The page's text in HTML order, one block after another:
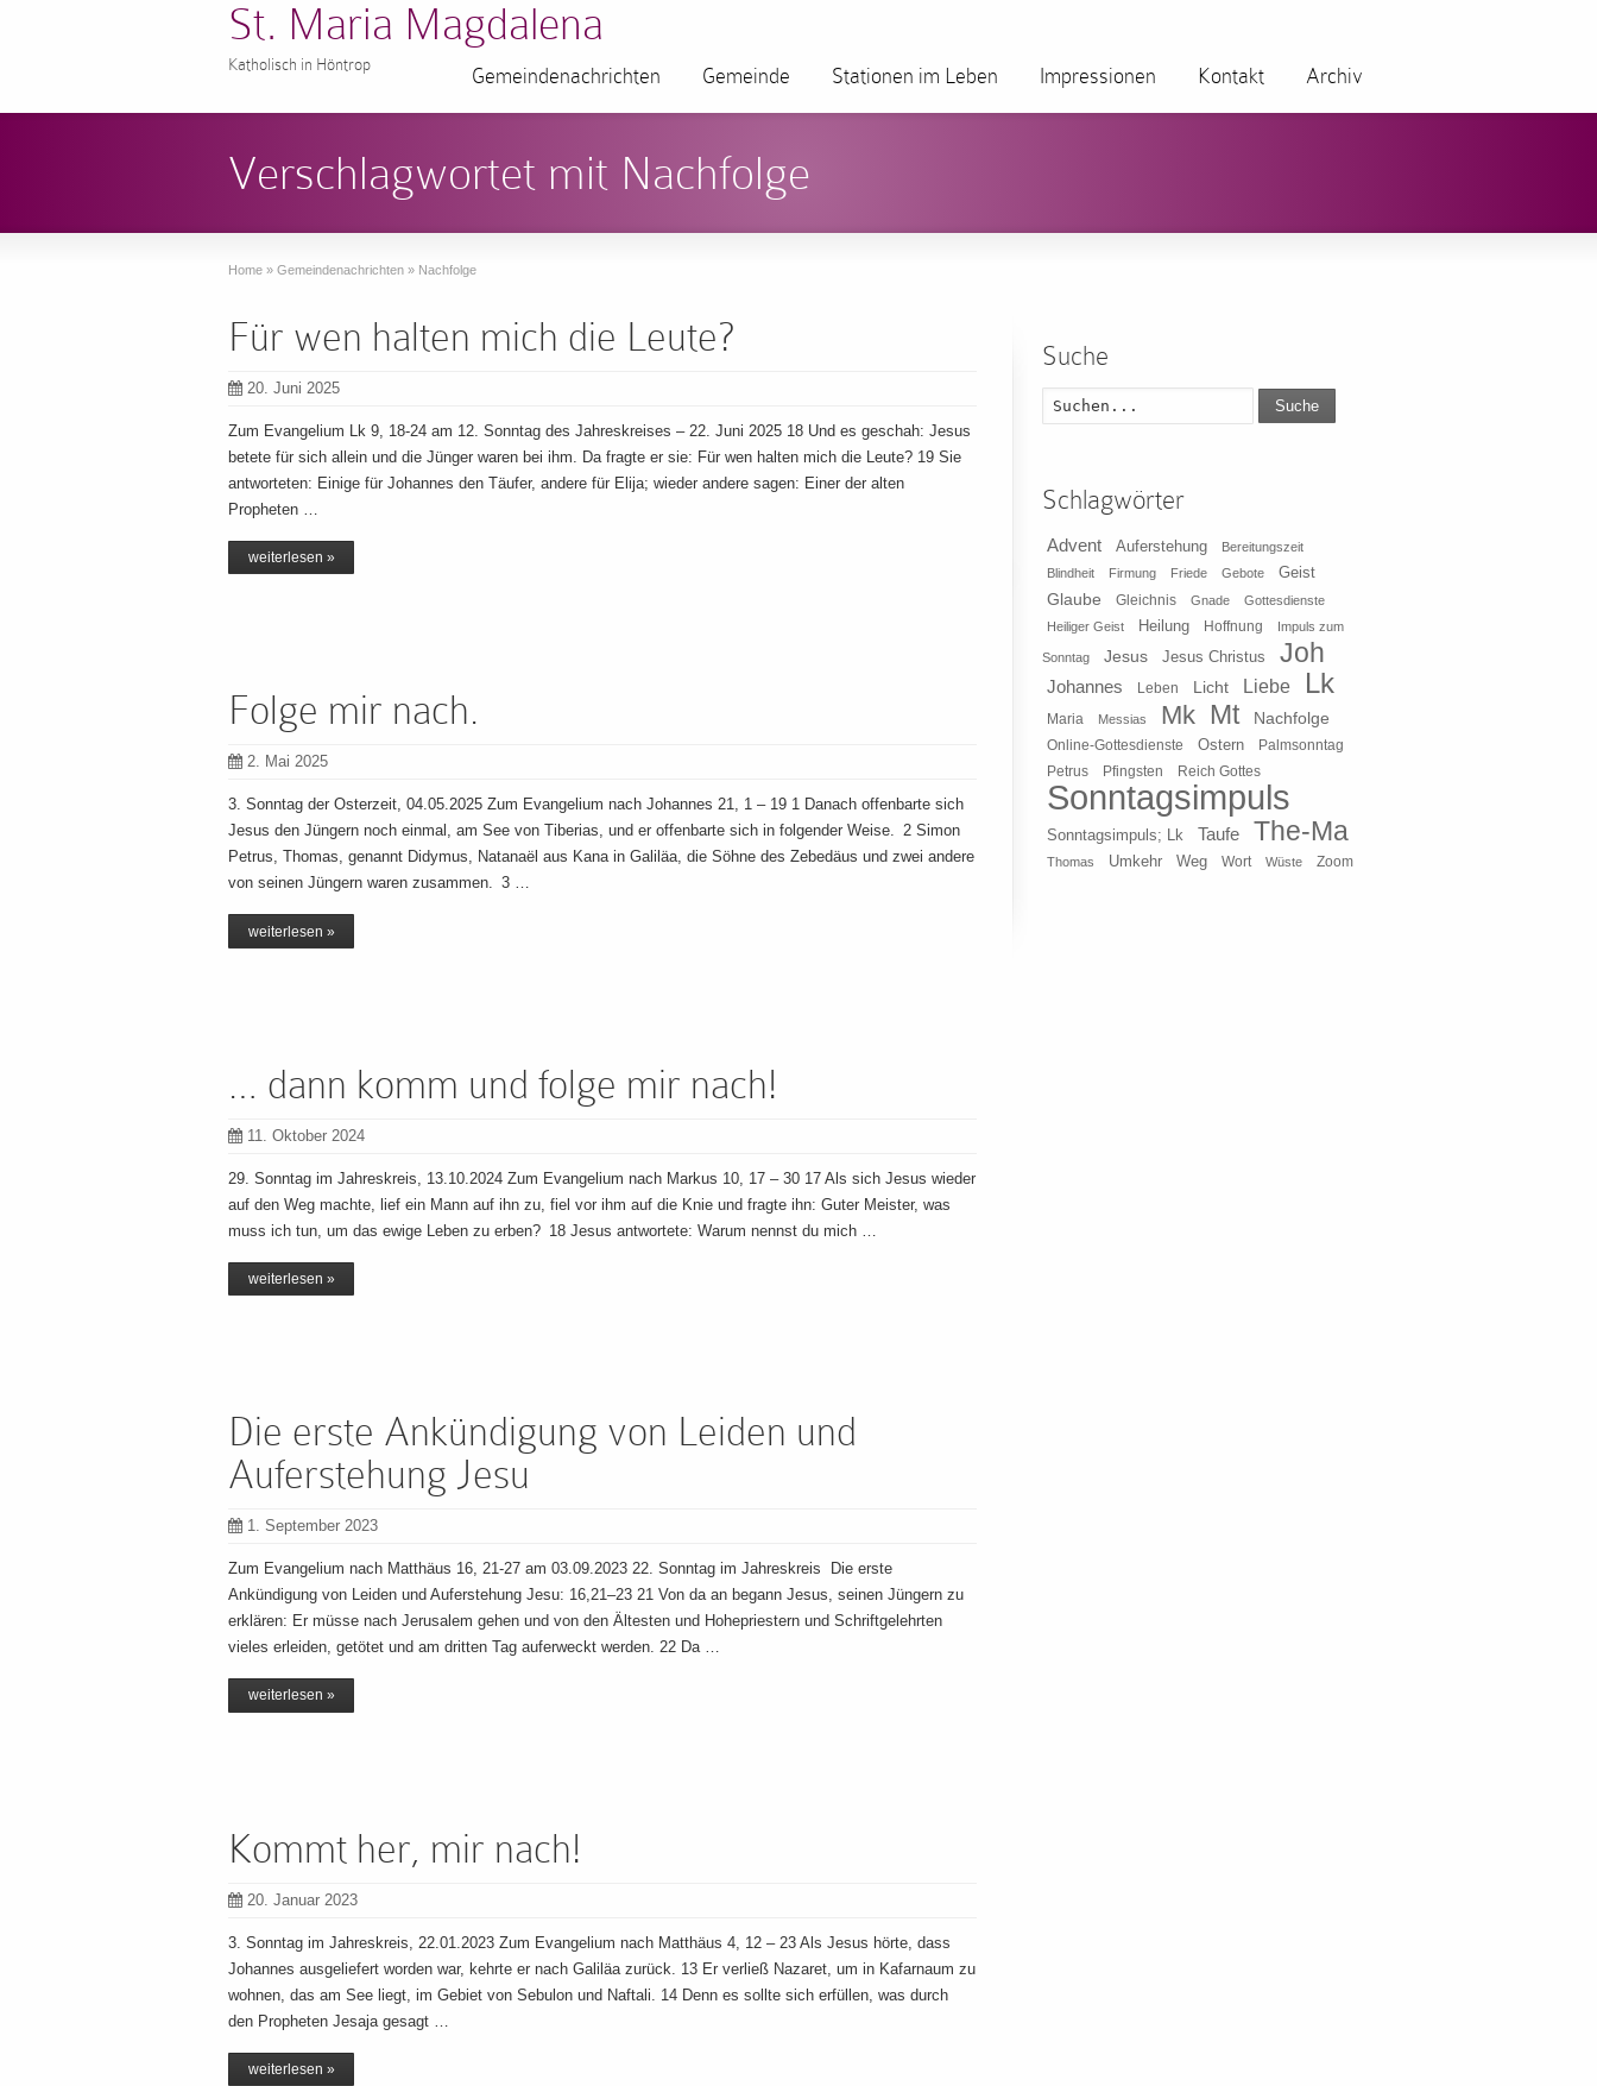
St. Maria Magdalena
Katholisch in Höntrop Gemeindenachrichten Gemeinde Stationen im Leben Impressionen Kontakt Archiv
Verschlagwortet mit Nachfolge
Home » Gemeindenachrichten » Nachfolge
Für wen halten mich die Leute?
20. Juni 2025
Zum Evangelium Lk 9, 18-24 am 12. Sonntag des Jahreskreises – 22. Juni 2025 18 Und es geschah: Jesus
betete für sich allein und die Jünger waren bei ihm. Da fragte er sie: Für wen halten mich die Leute? 19 Sie
antworteten: Einige für Johannes den Täufer, andere für Elija; wieder andere sagen: Einer der alten
Propheten …
weiterlesen »
Folge mir nach.
2. Mai 2025
3. Sonntag der Osterzeit, 04.05.2025 Zum Evangelium nach Johannes 21, 1 – 19 1 Danach offenbarte sich
Jesus den Jüngern noch einmal, am See von Tiberias, und er offenbarte sich in folgender Weise. 2 Simon
Petrus, Thomas, genannt Didymus, Natanaël aus Kana in Galiläa, die Söhne des Zebedäus und zwei andere
von seinen Jüngern waren zusammen. 3 …
weiterlesen »
… dann komm und folge mir nach!
11. Oktober 2024
29. Sonntag im Jahreskreis, 13.10.2024 Zum Evangelium nach Markus 10, 17 – 30 17 Als sich Jesus wieder
auf den Weg machte, lief ein Mann auf ihn zu, fiel vor ihm auf die Knie und fragte ihn: Guter Meister, was
muss ich tun, um das ewige Leben zu erben? 18 Jesus antwortete: Warum nennst du mich …
weiterlesen »
Die erste Ankündigung von Leiden und
Auferstehung Jesu
1. September 2023
Zum Evangelium nach Matthäus 16, 21-27 am 03.09.2023 22. Sonntag im Jahreskreis Die erste
Ankündigung von Leiden und Auferstehung Jesu: 16,21–23 21 Von da an begann Jesus, seinen Jüngern zu
erklären: Er müsse nach Jerusalem gehen und von den Ältesten und Hohepriestern und Schriftgelehrten
vieles erleiden, getötet und am dritten Tag auferweckt werden. 22 Da …
weiterlesen »
Kommt her, mir nach!
20. Januar 2023
3. Sonntag im Jahreskreis, 22.01.2023 Zum Evangelium nach Matthäus 4, 12 – 23 Als Jesus hörte, dass
Johannes ausgeliefert worden war, kehrte er nach Galiläa zurück. 13 Er verließ Nazaret, um in Kafarnaum zu
wohnen, das am See liegt, im Gebiet von Sebulon und Naftali. 14 Denn es sollte sich erfüllen, was durch
den Propheten Jesaja gesagt …
weiterlesen »
Suche
Suche
Schlagwörter
Advent Auferstehung
Bereitungszeit
Blindheit
Firmung Friede Gebote Geist
Glaube Gleichnis Gnade
Gottesdienste
Heiliger Geist
Heilung Hoffnung Impuls zum
Sonntag Jesus Jesus Christus Joh
Johannes Leben Licht Liebe Lk
Maria Messias Mk Mt Nachfolge
Online-Gottesdienste Ostern
Palmsonntag
Petrus
Pfingsten Reich Gottes
Sonntagsimpuls
Sonntagsimpuls; Lk Taufe The-Ma
Thomas Umkehr Weg Wort Wüste Zoom